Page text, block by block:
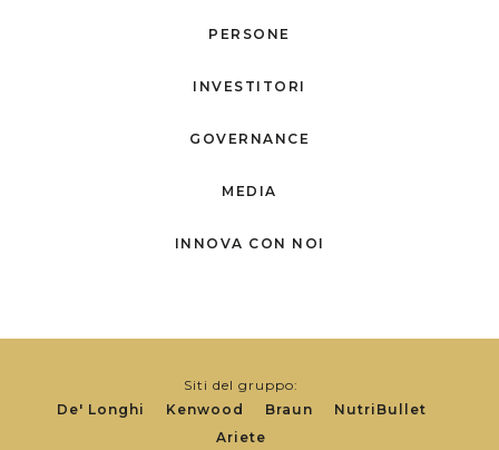
PERSONE
INVESTITORI
GOVERNANCE
MEDIA
INNOVA CON NOI
Siti del gruppo:
De' Longhi
Kenwood Braun
NutriBullet
Ariete